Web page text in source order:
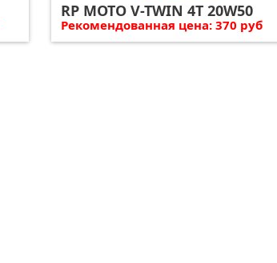
RP MOTO V-TWIN 4T 20W50
Рекомендованная цена: 370 руб